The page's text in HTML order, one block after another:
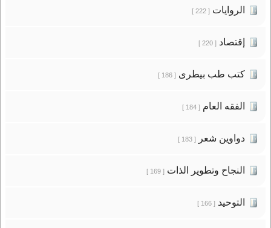
الروايات[ 222 ]
إقتصاد[ 220 ]
كتب طب بيطرى[ 186 ]
الفقه العام[ 184 ]
دواوين شعر[ 183 ]
النجاح وتطوير الذات[ 169 ]
التوحيد[ 166 ]